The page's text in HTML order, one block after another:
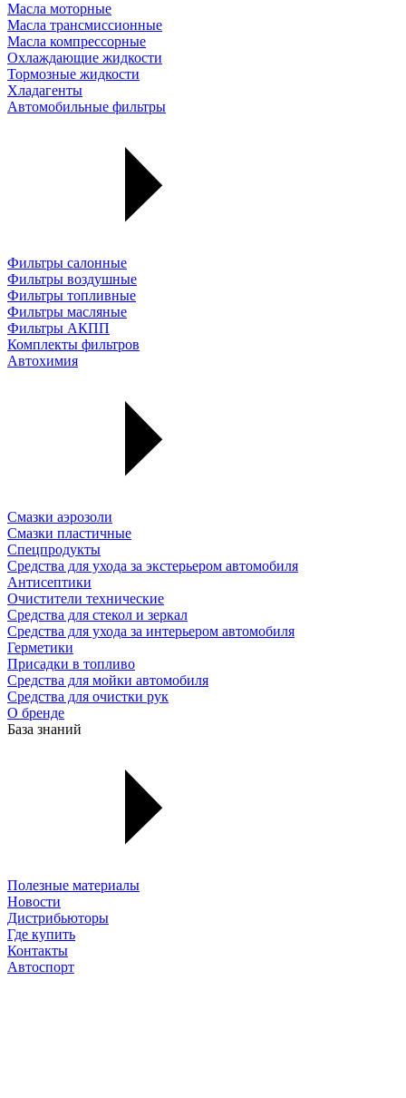
Масла моторные
Масла трансмиссионные
Масла компрессорные
Охлаждающие жидкости
Тормозные жидкости
Хладагенты
Автомобильные фильтры
Фильтры салонные
Фильтры воздушные
Фильтры топливные
Фильтры масляные
Фильтры АКПП
Комплекты фильтров
Автохимия
Смазки аэрозоли
Смазки пластичные
Спецпродукты
Средства для ухода за экстерьером автомобиля
Антисептики
Очистители технические
Средства для стекол и зеркал
Средства для ухода за интерьером автомобиля
Герметики
Присадки в топливо
Средства для мойки автомобиля
Средства для очистки рук
О бренде
База знаний
Полезные материалы
Новости
Дистрибьюторы
Где купить
Контакты
Автоспорт